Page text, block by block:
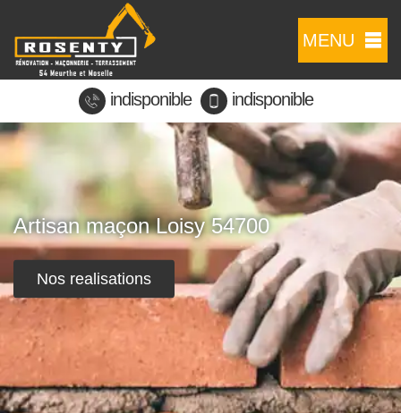
MENU
indisponible indisponible
Artisan maçon Loisy 54700
Nos realisations